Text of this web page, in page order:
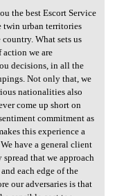
you
the best Escort Service
urban territories
What sets us
action we are
decisions, in all the
Not only that, we
nationalities also
come up short on
commitment as
this experience a
have a general client
that we approach
each edge of the
our adversaries is that